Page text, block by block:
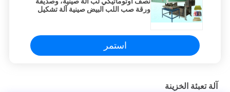
ورقة صب اللب البيض صينية آلة تشكيل
استمر
آلة تعبئة الخزينة